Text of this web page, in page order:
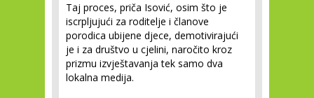
Taj proces, priča Isović, osim što je
iscrpljujući za roditelje i članove
porodica ubijene djece, demotivirajući
je i za društvo u cjelini, naročito kroz
prizmu izvještavanja tek samo dva
lokalna medija.